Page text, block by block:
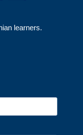
learners.